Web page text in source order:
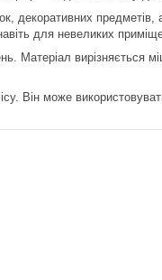
декоративних
для невеликих
Матеріал вирізняється
Він може